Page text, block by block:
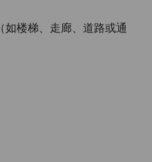
楼梯、走廊、道路或通